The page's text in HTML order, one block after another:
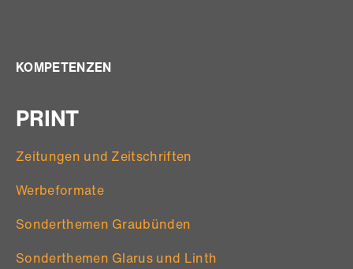
KOMPETENZEN
PRINT
Zeitungen und Zeitschriften
Werbeformate
Sonderthemen Graubünden
Sonderthemen Glarus und Linth